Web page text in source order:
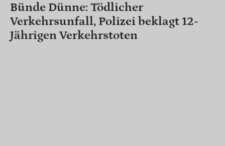
Bünde Dünne: Tödlicher
Verkehrsunfall, Polizei beklagt 12-
Jährigen Verkehrstoten